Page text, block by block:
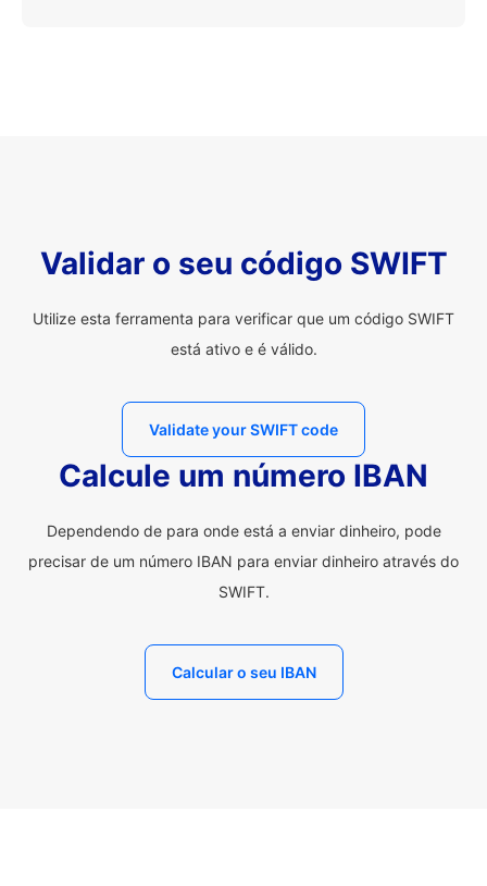
Validar o seu código SWIFT
Utilize esta ferramenta para verificar que um código SWIFT
está ativo e é válido.
Validate your SWIFT code
Calcule um número IBAN
Dependendo de para onde está a enviar dinheiro, pode
precisar de um número IBAN para enviar dinheiro através do
SWIFT.
Calcular o seu IBAN